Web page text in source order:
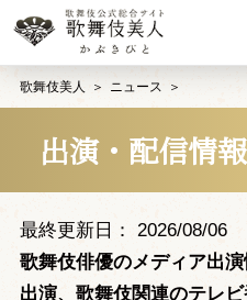
歌舞伎美人 ニュース
出演・配信情報
最終更新日： 2026/08/06
歌舞伎俳優のメディア出
出演、歌舞伎関連のテレ